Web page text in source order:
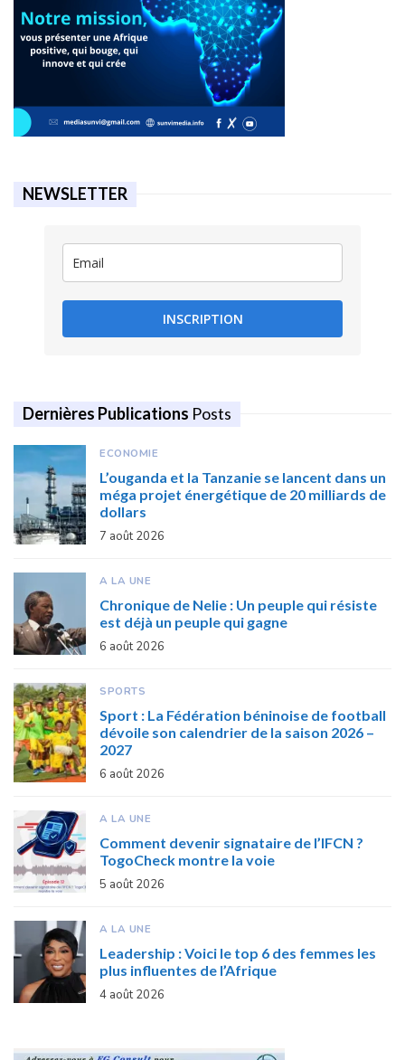
NEWSLETTER
INSCRIPTION
Dernières Publications Posts
ECONOMIE
L’ouganda et la Tanzanie se lancent dans un
méga projet énergétique de 20 milliards de
dollars
7 août 2026
A LA UNE
Chronique de Nelie : Un peuple qui résiste
est déjà un peuple qui gagne
6 août 2026
SPORTS
Sport : La Fédération béninoise de football
dévoile son calendrier de la saison 2026 –
2027
6 août 2026
A LA UNE
Comment devenir signataire de l’IFCN ?
TogoCheck montre la voie
5 août 2026
A LA UNE
Leadership : Voici le top 6 des femmes les
plus influentes de l’Afrique
4 août 2026